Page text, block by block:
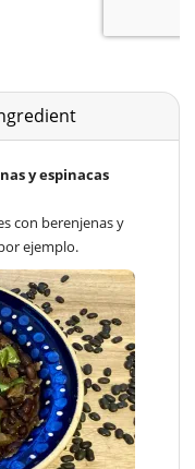
y espinacas
con berenjenas y
ejemplo.